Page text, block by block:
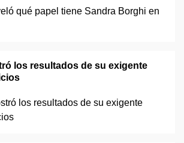
los resultados de su exigente